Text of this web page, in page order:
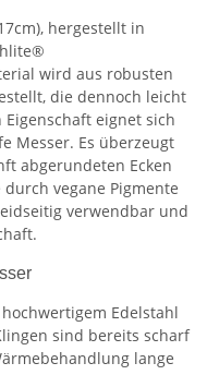
hergestellt in
wird aus robusten
die dennoch leicht
eignet sich
Messer. Es überzeugt
abgerundeten Ecken
vegane Pigmente
verwendbar und
Edelstahl
sind bereits scharf
lange